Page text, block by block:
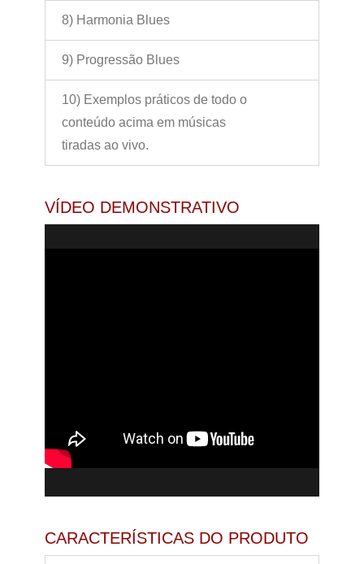
8) Harmonia Blues
9) Progressão Blues
10) Exemplos práticos de todo o
conteúdo acima em músicas
tiradas ao vivo.
VÍDEO DEMONSTRATIVO
CARACTERÍSTICAS DO PRODUTO